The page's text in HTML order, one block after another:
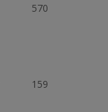
570
159